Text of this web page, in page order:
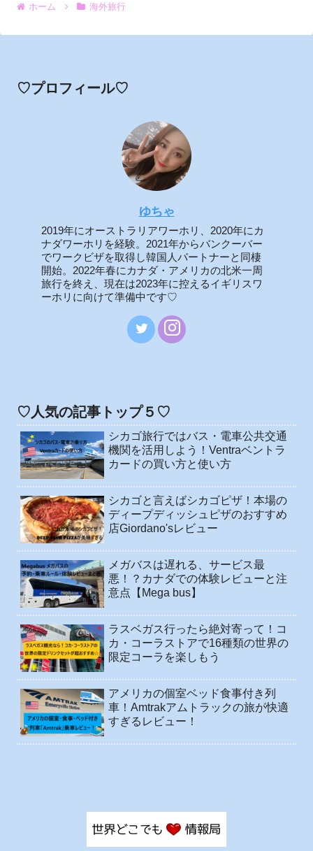
ホーム 海外旅行
♡プロフィール♡
ゆちゃ
2019年にオーストラリアワーホリ、2020年にカ
ナダワーホリを経験。2021年からバンクーバー
でワークビザを取得し韓国人パートナーと同棲
開始。2022年春にカナダ・アメリカの北米一周
旅行を終え、現在は2023年に控えるイギリスワ
ーホリに向けて準備中です♡
♡人気の記事トップ５♡
シカゴ旅行ではバス・電車公共交通
機関を活用しよう！Ventraベントラ
カードの買い方と使い方
シカゴと言えばシカゴピザ！本場の
ディープディッシュピザのおすすめ
店Giordano'sレビュー
メガバスは遅れる、サービス最
悪！？カナダでの体験レビューと注
意点【Mega bus】
ラスベガス行ったら絶対寄って！コ
カ・コーラストアで16種類の世界の
限定コーラを楽しもう
アメリカの個室ベッド食事付き列
車！Amtrakアムトラックの旅が快適
すぎるレビュー！